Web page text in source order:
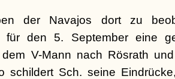
der Navajos dort zu
für den 5. September eine
dem V-Mann nach Rösrath
schildert Sch. seine